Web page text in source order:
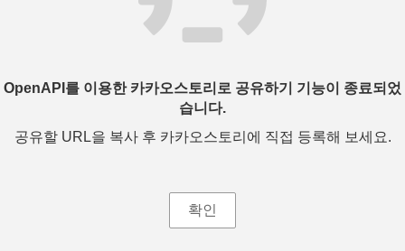
OpenAPI를 이용한 카카오스토리로 공유하기 기능이 종료되었
습니다.
공유할 URL을 복사 후 카카오스토리에 직접 등록해 보세요.
확인